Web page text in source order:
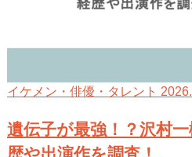
イケメン・俳優・タレント
遺伝子が最強！？沢村